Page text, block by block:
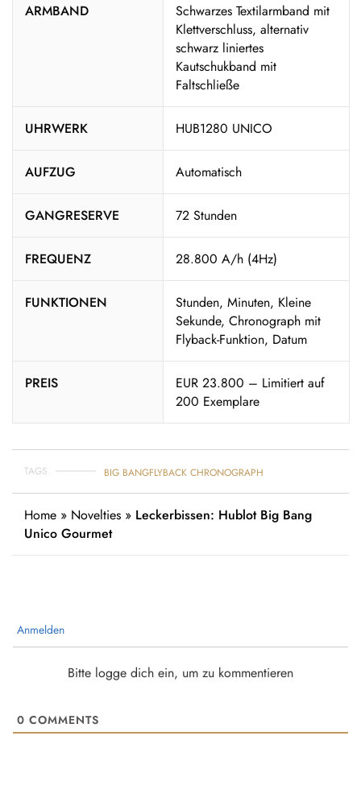
ARMBAND
Schwarzes Textilarmband mit
Klettverschluss, alternativ
schwarz liniertes
Kautschukband mit
Faltschließe
UHRWERK HUB1280 UNICO
AUFZUG Automatisch
GANGRESERVE 72 Stunden
FREQUENZ 28.800 A/h (4Hz)
FUNKTIONEN
Stunden, Minuten, Kleine
Sekunde, Chronograph mit
Flyback-Funktion, Datum
PREIS
EUR 23.800 – Limitiert auf
200 Exemplare
TAGS BIG BANGFLYBACK CHRONOGRAPH
Home » Novelties » Leckerbissen: Hublot Big Bang
Unico Gourmet
Anmelden
Bitte logge dich ein, um zu kommentieren
0 COMMENTS